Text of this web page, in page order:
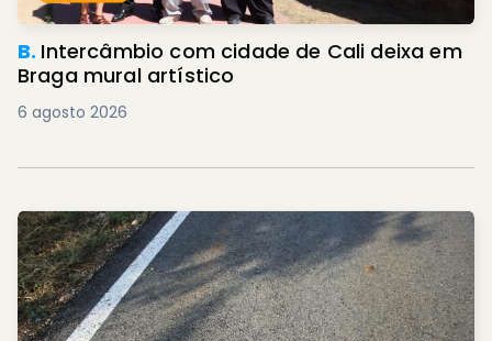
B. Intercâmbio com cidade de Cali deixa em
Braga mural artístico
6 agosto 2026